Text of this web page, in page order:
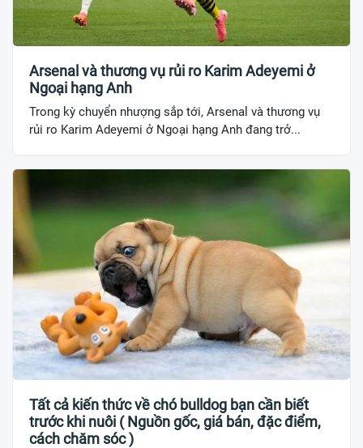
Arsenal và thương vụ rủi ro Karim Adeyemi ở
Ngoại hạng Anh
Trong kỳ chuyển nhượng sắp tới, Arsenal và thương vụ
rủi ro Karim Adeyemi ở Ngoại hạng Anh đang trở...
Tất cả kiến thức về chó bulldog bạn cần biết
trước khi nuôi ( Nguồn gốc, giá bán, đặc điểm,
cách chăm sóc )